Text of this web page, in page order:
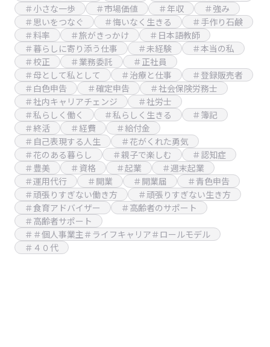
＃小さな一歩
＃市場価値 ＃年収
＃強み
＃思いをつなぐ
＃悔いなく生きる
＃手作り石鹸
＃料率
＃旅がきっかけ
＃日本語教師
＃暮らしに寄り添う仕事
＃未経験
＃本当の私
＃校正
＃業務委託
＃正社員
＃母として私として
＃治療と仕事
＃登録販売者
＃白色申告
＃確定申告
＃社会保険労務士
＃社内キャリアチェンジ
＃社労士
＃私らしく働く
＃私らしく生きる
＃簿記
＃終活
＃経費
＃給付金
＃自己表現する人生
＃花がくれた勇気
＃花のある暮らし
＃親子で楽しむ
＃認知症
＃豊美
＃資格 ＃起業
＃週末起業
＃運用代行
＃開業 ＃開業届
＃青色申告
＃頑張りすぎない働き方
＃頑張りすぎない生き方
＃食育アドバイザー
＃高齢者のサポート
＃高齢者サポート
＃＃個人事業主＃ライフキャリア＃ロールモデル
＃４０代